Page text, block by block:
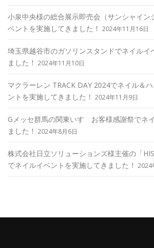
小泉中央様の総合展示即売会（サンシャイン
ベントを実施してきました！ 2024年11月16日
埼玉県越谷市のガソリンスタンドでネイルイ
ました！ 2024年11月10日
マクラーレン TRACK DAY 2024でネイル＆
ントを実施してきました！ 2024年11月9日
Gメッセ群馬の関東いすゞお客様感謝祭でネ
ました！ 2024年8月6日
株式会社日立ソリューションズ様主催の「
でネイルイベントを実施してきました！ 2024